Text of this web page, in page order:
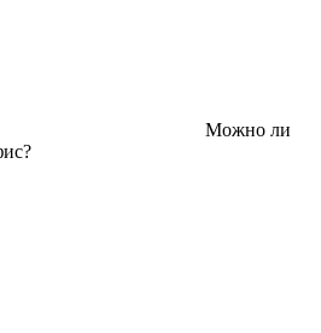
Можно ли